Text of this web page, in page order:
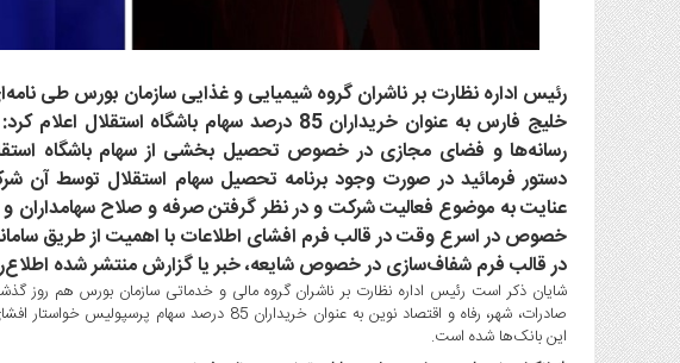
،
بیمه
و
ارز
دیجیتال
کشاورزی
و
صنایع
غذایی
سیاسی
و
بین
الملل
رئیس اداره نظارت بر ناشران گروه شیمیایی و غذایی سازمان بورس طی
خلیج فارس به‌ عنوان خریداران 85 درصد سهام باشگاه
رسانه‌ها و فضای مجازی در خصوص تحصیل بخشی از سهام باشگاه
دستور فرمائید در صورت وجود برنامه تحصیل سهام استقلال توسط آن
عنایت به موضوع فعالیت شرکت و در نظر گرفتن صرفه و صلاح سهامداران و
خصوص در اسرع وقت در قالب فرم افشای اطلاعات با اهمیت از طریق
در قالب فرم شفاف‌سازی در خصوص شایعه، خبر یا گزارش منتشر شده
شایان ذکر است رئیس اداره نظارت بر ناشران گروه مالی و خدماتی سازمان بورس هم روز
صادرات، شهر، رفاه و اقتصاد نوین به‌ عنوان خریداران 85
این بانک‌ها شده است.